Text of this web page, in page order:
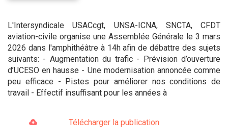
L'Intersyndicale USACcgt, UNSA-ICNA, SNCTA, CFDT
aviation-civile organise une Assemblée Générale le 3 mars
2026 dans l'amphithéâtre à 14h afin de débattre des sujets
suivants: - Augmentation du trafic - Prévision d’ouverture
d’UCESO en hausse - Une modernisation annoncée comme
peu efficace - Pistes pour améliorer nos conditions de
travail - Effectif insuffisant pour les années à
Télécharger la publication